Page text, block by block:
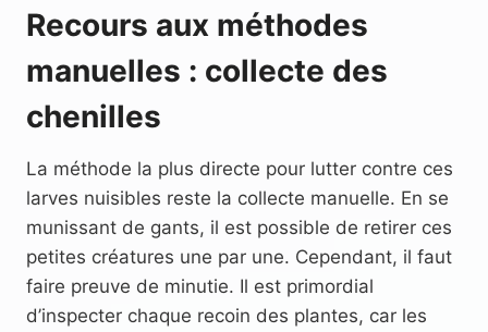
Recours aux méthodes
manuelles : collecte des
chenilles
La méthode la plus directe pour lutter contre ces
larves nuisibles reste la collecte manuelle. En se
munissant de gants, il est possible de retirer ces
petites créatures une par une. Cependant, il faut
faire preuve de minutie. Il est primordial
d’inspecter chaque recoin des plantes, car les